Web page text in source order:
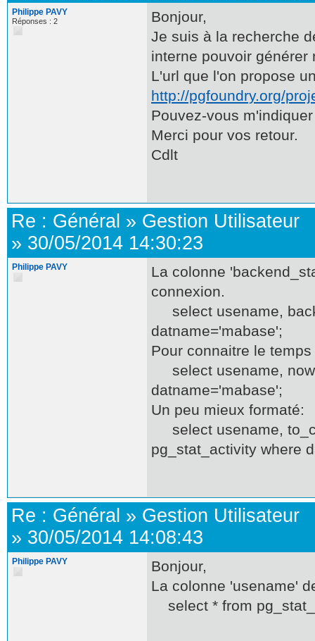
Philippe PAVY
Réponses : 2
Bonjour,
Je suis à la recherche
interne pouvoir générer
L'url que l'on propose
http://pgfoundry.org/
Pouvez-vous
Merci pour vos retour.
Cdlt
Re : Général » Gestion Utilisateur
» 30/05/2014 14:30:23
Philippe PAVY
La colonne
connexion.
select usename,
datname='mabase';
Pour connaitre le
select usename,
datname='mabase';
Un peu mieux formaté:
select usename,
pg_stat_activity where
Re : Général » Gestion Utilisateur
» 30/05/2014 14:08:43
Philippe PAVY
Bonjour,
La colonne 'usename'
select * from